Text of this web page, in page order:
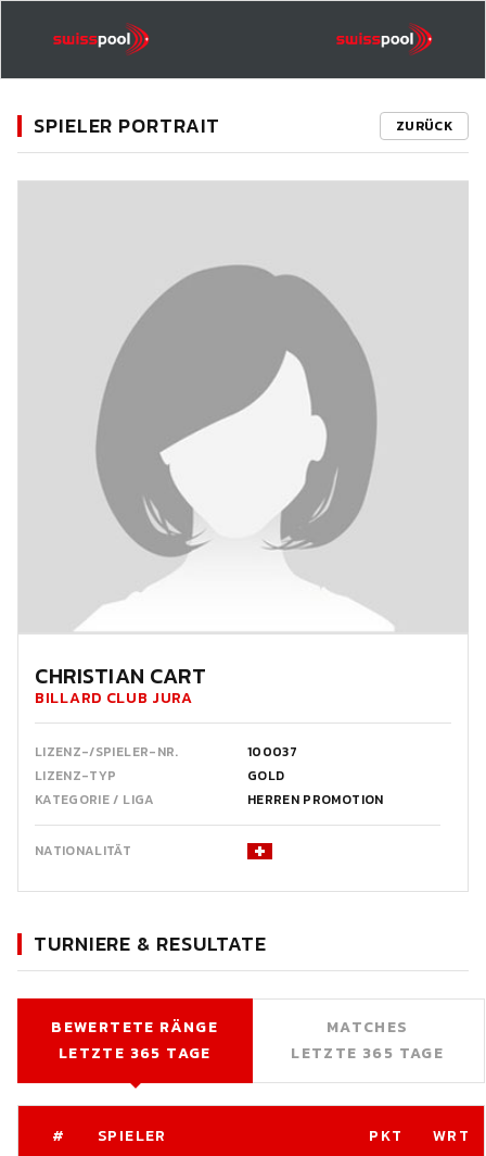
SPIELER PORTRAIT ZURÜCK
CHRISTIAN CART
BILLARD CLUB JURA
LIZENZ-/SPIELER-NR.
100037
LIZENZ-TYP
GOLD
KATEGORIE / LIGA
HERREN PROMOTION
NATIONALITÄT
TURNIERE & RESULTATE
BEWERTETE RÄNGE
LETZTE 365 TAGE
MATCHES
LETZTE 365 TAGE
# SPIELER PKT WRT